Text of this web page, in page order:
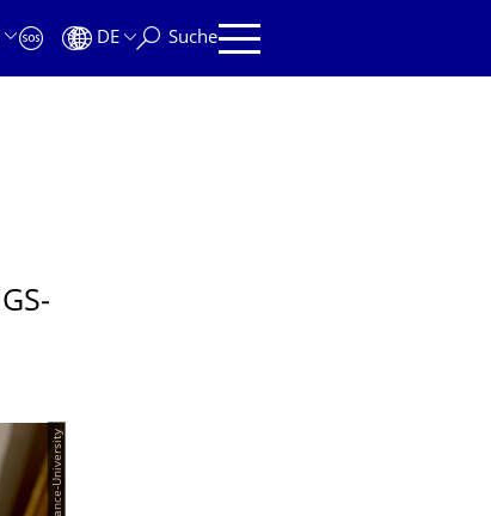
DE Suche
© enhance-University